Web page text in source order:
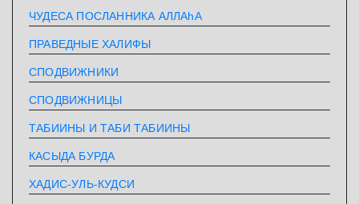
ЧУДЕСА ПОСЛАННИКА АЛЛАhА
ПРАВЕДНЫЕ ХАЛИФЫ
СПОДВИЖНИКИ
СПОДВИЖНИЦЫ
ТАБИИНЫ И ТАБИ ТАБИИНЫ
КАСЫДА БУРДА
ХАДИС-УЛЬ-КУДСИ